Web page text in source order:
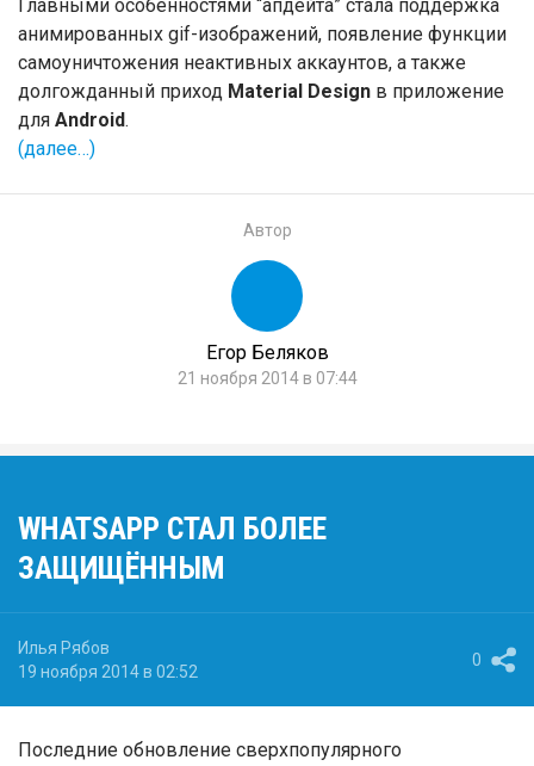
Главными особенностями “апдейта” стала поддержка
анимированных gif-изображений, появление функции
самоуничтожения неактивных аккаунтов, а также
долгожданный приход Material Design в приложение
для Android.
(далее…)
Автор
Егор Беляков
21 ноября 2014 в 07:44
WHATSAPP СТАЛ БОЛЕЕ
ЗАЩИЩЁННЫМ
Илья Рябов
19 ноября 2014 в 02:52
0
Последние обновление сверхпопулярного